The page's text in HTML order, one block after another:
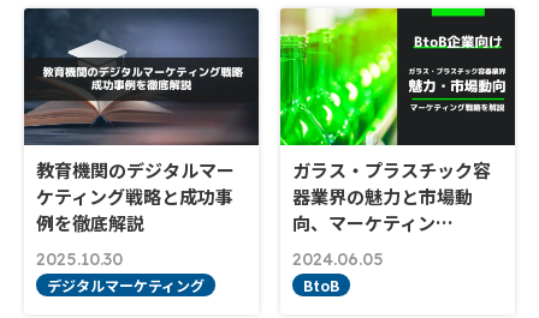
教育機関のデジタルマー
ケティング戦略と成功事
例を徹底解説
2025.10.30
デジタルマーケティング
ガラス・プラスチック容
器業界の魅力と市場動
向、マーケティン…
2024.06.05
BtoB